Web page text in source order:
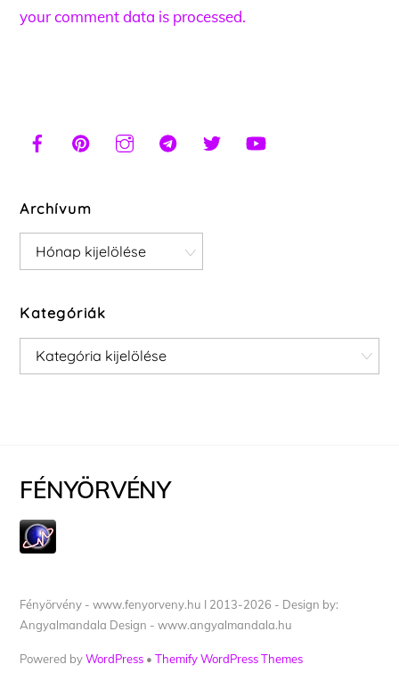
your comment data is processed.
Archívum
Archívum
Kategóriák
Kategóriák
FÉNYÖRVÉNY
Fényörvény - www.fenyorveny.hu I 2013-2026 - Design by:
Angyalmandala Design - www.angyalmandala.hu
Powered byWordPress •Themify WordPress Themes